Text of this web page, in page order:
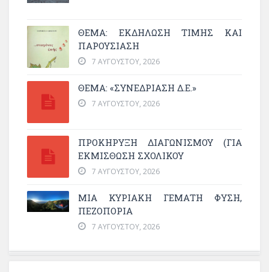
ΘΈΜΑ: ΕΚΔΉΛΩΣΗ ΤΙΜΉΣ ΚΑΙ
ΠΑΡΟΥΣΊΑΣΗ
7 ΑΥΓΟΎΣΤΟΥ, 2026
ΘΕΜΑ: «ΣΥΝΕΔΡΊΑΣΗ Δ.Ε.»
7 ΑΥΓΟΎΣΤΟΥ, 2026
ΠΡΟΚΗΡΥΞΗ ΔΙΑΓΩΝΙΣΜΟΥ (ΓΙΑ
ΕΚΜΊΣΘΩΣΗ ΣΧΟΛΙΚΟΎ
7 ΑΥΓΟΎΣΤΟΥ, 2026
ΜΙΑ ΚΥΡΙΑΚΉ ΓΕΜΆΤΗ ΦΎΣΗ,
ΠΕΖΟΠΟΡΊΑ
7 ΑΥΓΟΎΣΤΟΥ, 2026